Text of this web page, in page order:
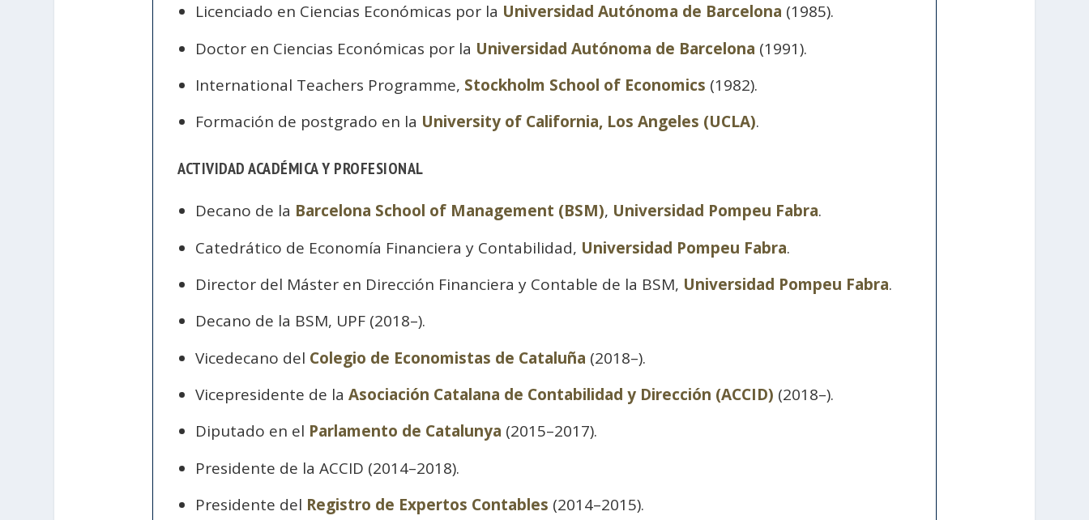
Licenciado en Ciencias Económicas por la Universidad Autónoma de Barcelona (1985).
Doctor en Ciencias Económicas por la Universidad Autónoma de Barcelona (1991).
International Teachers Programme, Stockholm School of Economics (1982).
Formación de postgrado en la University of California, Los Angeles (UCLA).
ACTIVIDAD ACADÉMICA Y PROFESIONAL
Decano de la Barcelona School of Management (BSM), Universidad Pompeu Fabra.
Catedrático de Economía Financiera y Contabilidad, Universidad Pompeu Fabra.
Director del Máster en Dirección Financiera y Contable de la BSM, Universidad Pompeu Fabra.
Decano de la BSM, UPF (2018–).
Vicedecano del Colegio de Economistas de Cataluña (2018–).
Vicepresidente de la Asociación Catalana de Contabilidad y Dirección (ACCID) (2018–).
Diputado en el Parlamento de Catalunya (2015–2017).
Presidente de la ACCID (2014–2018).
Presidente del Registro de Expertos Contables (2014–2015).